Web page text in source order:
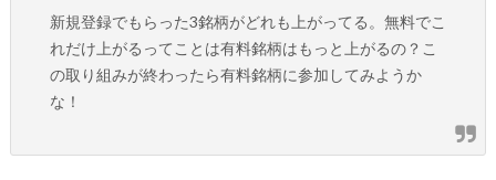
新規登録でもらった3銘柄がどれも上がってる。無料でこ
れだけ上がるってことは有料銘柄はもっと上がるの？こ
の取り組みが終わったら有料銘柄に参加してみようか
な！